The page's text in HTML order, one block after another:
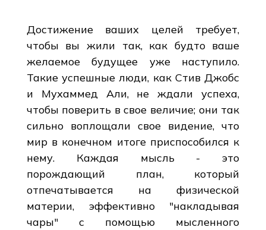
Достижение ваших целей требует,
чтобы вы жили так, как будто ваше
желаемое будущее уже наступило.
Такие успешные люди, как Стив Джобс
и Мухаммед Али, не ждали успеха,
чтобы поверить в свое величие; они так
сильно воплощали свое видение, что
мир в конечном итоге приспособился к
нему. Каждая мысль - это
порождающий план, который
отпечатывается на физической
материи, эффективно "накладывая
чары" с помощью мысленного